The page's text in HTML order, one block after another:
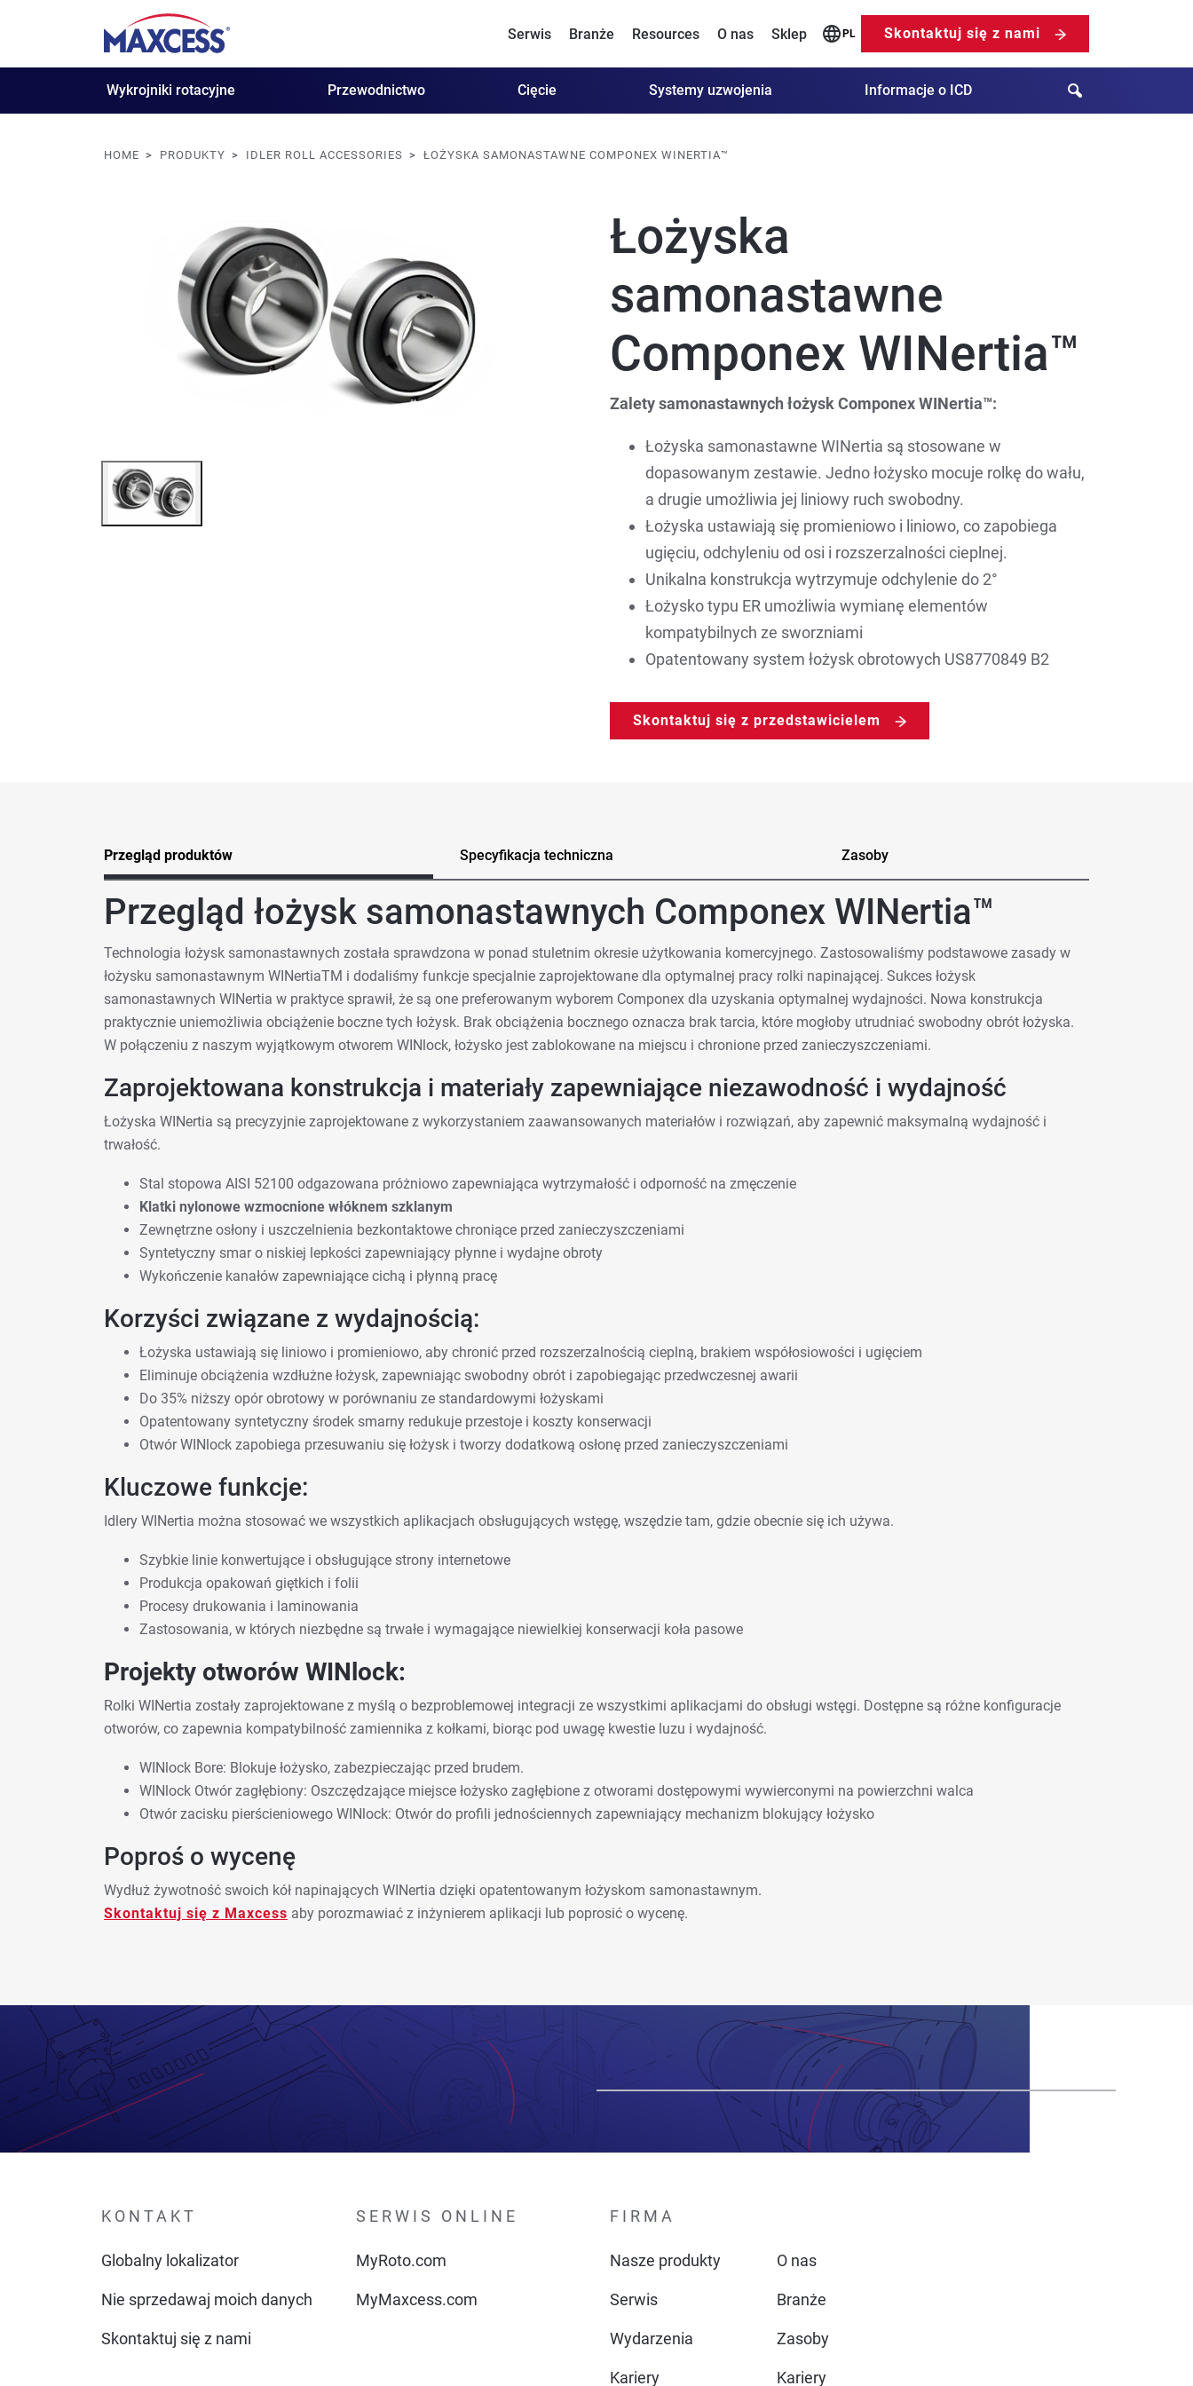
Serwis Branże Resources O nas Sklep PL Skontaktuj się z nami
Wykrojniki rotacyjne Przewodnictwo Cięcie Systemy uzwojenia Informacje o ICD Search
HOME PRODUKTY IDLER ROLL ACCESSORIES ŁOŻYSKA SAMONASTAWNE COMPONEX WINERTIA™
Łożyska
samonastawne
Componex WINertia™
Zalety samonastawnych łożysk Componex WINertia™:
Łożyska samonastawne WINertia są stosowane w
dopasowanym zestawie. Jedno łożysko mocuje rolkę do wału,
a drugie umożliwia jej liniowy ruch swobodny.
Łożyska ustawiają się promieniowo i liniowo, co zapobiega
ugięciu, odchyleniu od osi i rozszerzalności cieplnej.
Unikalna konstrukcja wytrzymuje odchylenie do 2°
Łożysko typu ER umożliwia wymianę elementów
kompatybilnych ze sworzniami
Opatentowany system łożysk obrotowych US8770849 B2
Skontaktuj się z przedstawicielem
Przegląd produktów Specyfikacja techniczna Zasoby
Przegląd łożysk samonastawnych Componex WINertia™
Technologia łożysk samonastawnych została sprawdzona w ponad stuletnim okresie użytkowania komercyjnego. Zastosowaliśmy podstawowe zasady w
łożysku samonastawnym WINertiaTM i dodaliśmy funkcje specjalnie zaprojektowane dla optymalnej pracy rolki napinającej. Sukces łożysk
samonastawnych WINertia w praktyce sprawił, że są one preferowanym wyborem Componex dla uzyskania optymalnej wydajności. Nowa konstrukcja
praktycznie uniemożliwia obciążenie boczne tych łożysk. Brak obciążenia bocznego oznacza brak tarcia, które mogłoby utrudniać swobodny obrót łożyska.
W połączeniu z naszym wyjątkowym otworem WINlock, łożysko jest zablokowane na miejscu i chronione przed zanieczyszczeniami.
Zaprojektowana konstrukcja i materiały zapewniające niezawodność i wydajność
Łożyska WINertia są precyzyjnie zaprojektowane z wykorzystaniem zaawansowanych materiałów i rozwiązań, aby zapewnić maksymalną wydajność i
trwałość.
Stal stopowa AISI 52100 odgazowana próżniowo zapewniająca wytrzymałość i odporność na zmęczenie
Klatki nylonowe wzmocnione włóknem szklanym
Zewnętrzne osłony i uszczelnienia bezkontaktowe chroniące przed zanieczyszczeniami
Syntetyczny smar o niskiej lepkości zapewniający płynne i wydajne obroty
Wykończenie kanałów zapewniające cichą i płynną pracę
Korzyści związane z wydajnością:
Łożyska ustawiają się liniowo i promieniowo, aby chronić przed rozszerzalnością cieplną, brakiem współosiowości i ugięciem
Eliminuje obciążenia wzdłużne łożysk, zapewniając swobodny obrót i zapobiegając przedwczesnej awarii
Do 35% niższy opór obrotowy w porównaniu ze standardowymi łożyskami
Opatentowany syntetyczny środek smarny redukuje przestoje i koszty konserwacji
Otwór WINlock zapobiega przesuwaniu się łożysk i tworzy dodatkową osłonę przed zanieczyszczeniami
Kluczowe funkcje:
Idlery WINertia można stosować we wszystkich aplikacjach obsługujących wstęgę, wszędzie tam, gdzie obecnie się ich używa.
Szybkie linie konwertujące i obsługujące strony internetowe
Produkcja opakowań giętkich i folii
Procesy drukowania i laminowania
Zastosowania, w których niezbędne są trwałe i wymagające niewielkiej konserwacji koła pasowe
Projekty otworów WINlock:
Rolki WINertia zostały zaprojektowane z myślą o bezproblemowej integracji ze wszystkimi aplikacjami do obsługi wstęgi. Dostępne są różne konfiguracje
otworów, co zapewnia kompatybilność zamiennika z kołkami, biorąc pod uwagę kwestie luzu i wydajność.
WINlock Bore: Blokuje łożysko, zabezpieczając przed brudem.
WINlock Otwór zagłębiony: Oszczędzające miejsce łożysko zagłębione z otworami dostępowymi wywierconymi na powierzchni walca
Otwór zacisku pierścieniowego WINlock: Otwór do profili jednościennych zapewniający mechanizm blokujący łożysko
Poproś o wycenę
Wydłuż żywotność swoich kół napinających WINertia dzięki opatentowanym łożyskom samonastawnym.
Skontaktuj się z Maxcess aby porozmawiać z inżynierem aplikacji lub poprosić o wycenę.
KONTAKT
Globalny lokalizator
Nie sprzedawaj moich danych
Skontaktuj się z nami
SERWIS ONLINE
MyRoto.com
MyMaxcess.com
FIRMA
Nasze produkty O nas
Serwis Branże
Wydarzenia Zasoby
Kariery Kariery